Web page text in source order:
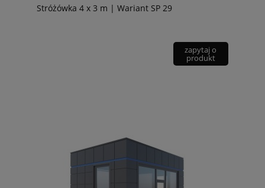
Stróżówka 4 x 3 m | Wariant SP 29
zapytaj o
produkt